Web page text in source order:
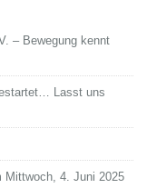
– Bewegung kennt
Lasst uns
Mittwoch, 4. Juni 2025